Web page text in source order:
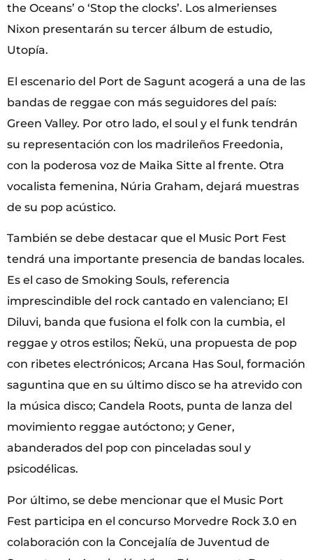
the Oceans’ o ‘Stop the clocks’. Los almerienses
Nixon presentarán su tercer álbum de estudio,
Utopía.
El escenario del Port de Sagunt acogerá a una de las
bandas de reggae con más seguidores del país:
Green Valley. Por otro lado, el soul y el funk tendrán
su representación con los madrileños Freedonia,
con la poderosa voz de Maika Sitte al frente. Otra
vocalista femenina, Núria Graham, dejará muestras
de su pop acústico.
También se debe destacar que el Music Port Fest
tendrá una importante presencia de bandas locales.
Es el caso de Smoking Souls, referencia
imprescindible del rock cantado en valenciano; El
Diluvi, banda que fusiona el folk con la cumbia, el
reggae y otros estilos; Ñekü, una propuesta de pop
con ribetes electrónicos; Arcana Has Soul, formación
saguntina que en su último disco se ha atrevido con
la música disco; Candela Roots, punta de lanza del
movimiento reggae autóctono; y Gener,
abanderados del pop con pinceladas soul y
psicodélicas.
Por último, se debe mencionar que el Music Port
Fest participa en el concurso Morvedre Rock 3.0 en
colaboración con la Concejalía de Juventud de